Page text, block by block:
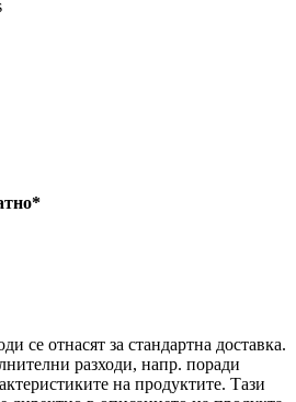
се отнасят за стандартна доставка.
разходи, напр. поради
на продуктите. Тази